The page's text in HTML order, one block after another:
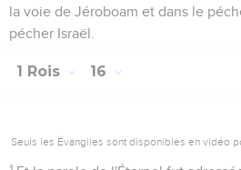
la voie de Jéroboam et dans le
pécher Israël.
1 Rois 16
Seuls les Évangiles sont disponibles en vidéo
1